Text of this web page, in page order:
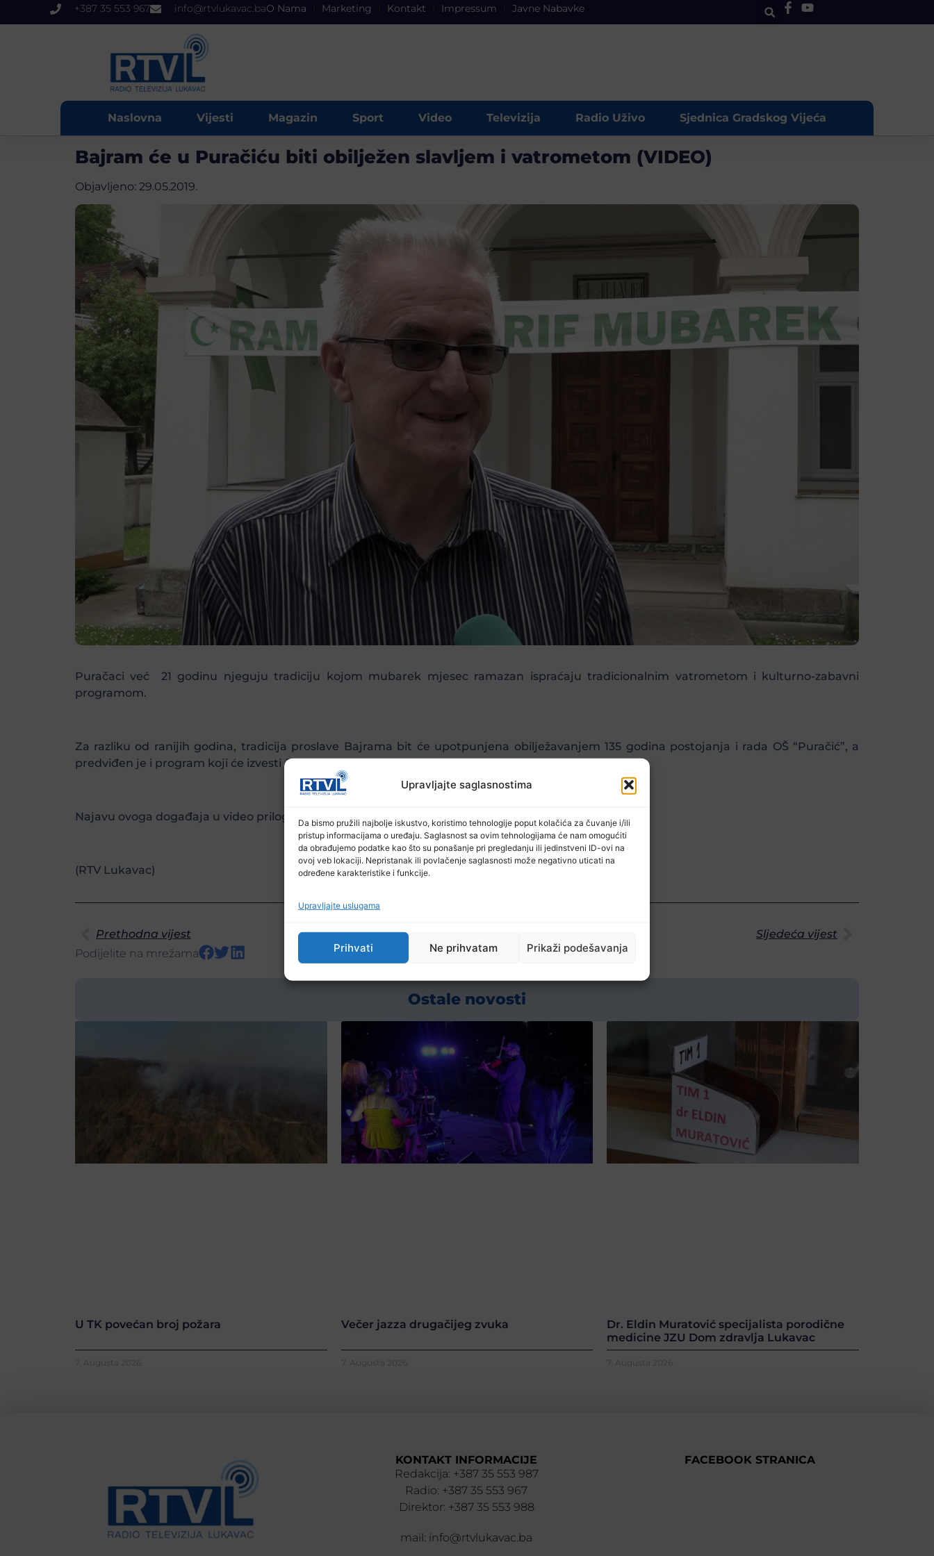
Upravljajte saglasnostima
Da bismo pružili najbolje iskustvo, koristimo tehnologije poput kolačića za čuvanje i/ili
pristup informacijama o uređaju. Saglasnost sa ovim tehnologijama će nam omogućiti
da obrađujemo podatke kao što su ponašanje pri pregledanju ili jedinstveni ID-ovi na
ovoj veb lokaciji. Nepristanak ili povlačenje saglasnosti može negativno uticati na
određene karakteristike i funkcije.
Upravljajte uslugama
Prihvati Ne prihvatam Prikaži podešavanja
+387 35 553 967 info@rtvlukavac.baO Nama Marketing Kontakt Impressum Javne Nabavke
Naslovna Vijesti Magazin Sport Video Televizija Radio Uživo Sjednica Gradskog Vijeća
Bajram će u Puračiću biti obilježen slavljem i vatrometom (VIDEO)
Objavljeno: 29.05.2019.
Puračaci već 21 godinu njeguju tradiciju kojom mubarek mjesec ramazan ispraćaju tradicionalnim vatrometom i kulturno-zabavni
programom.
Za razliku od ranijih godina, tradicija proslave Bajrama bit će upotpunjena obilježavanjem 135 godina postojanja i rada OŠ “Puračić”, a
predviđen je i program koji će izvesti članovi KUD “Puračić”.
Najavu ovoga događaja u video prilogu nam donosi Nermin Omerović.
(RTV Lukavac)
Prethodna vijest
Sljedeća vijest
Podijelite na mrežama
Ostale novosti
U TK povećan broj požara
7. Augusta 2026.
Večer jazza drugačijeg zvuka
7. Augusta 2026.
Dr. Eldin Muratović specijalista porodične
medicine JZU Dom zdravlja Lukavac
7. Augusta 2026.
KONTAKT INFORMACIJE
Redakcija: +387 35 553 987
Radio: +387 35 553 967
Direktor: +387 35 553 988
mail: info@rtvlukavac.ba
FACEBOOK STRANICA